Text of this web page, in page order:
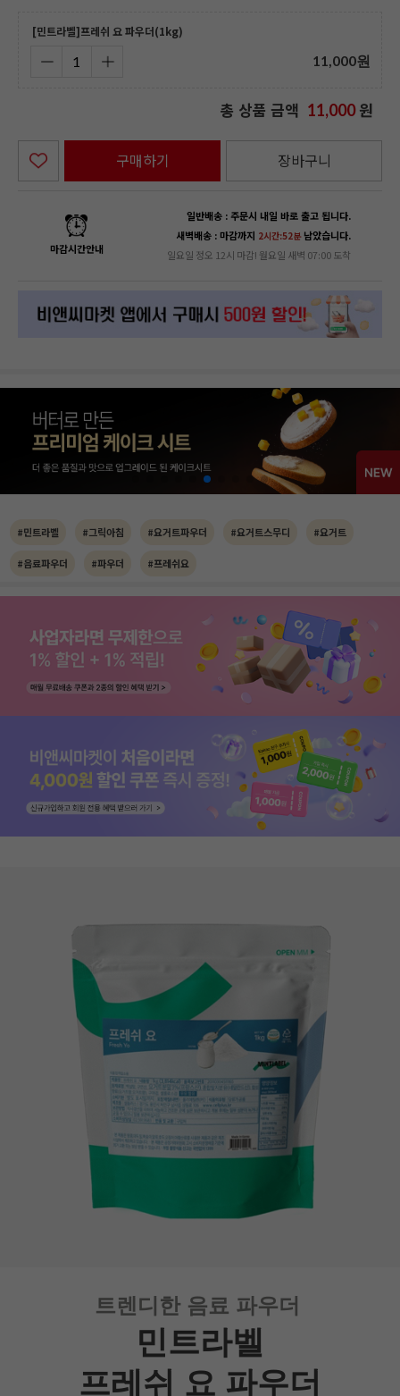
[민트라벨]프레쉬 요 파우더(1kg)
11,000원
총 상품 금액 11,000 원
구매하기 장바구니
마감시간안내
일반배송 : 주문시 내일 바로 출고 됩니다.
새벽배송 : 마감까지 2시간:52분남았습니다.
일요일 정오 12시 마감! 월요일 새벽 07:00 도착
#민트라벨 #그릭아침 #요거트파우더 #요거트스무디 #요거트
#음료파우더 #파우더 #프레쉬요
트렌디한 음료 파우더
민트라벨
프레쉬 요 파우더